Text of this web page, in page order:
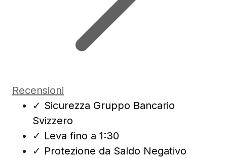
Recensioni
✓ Sicurezza Gruppo Bancario
Svizzero
✓ Leva fino a 1:30
✓ Protezione da Saldo Negativo